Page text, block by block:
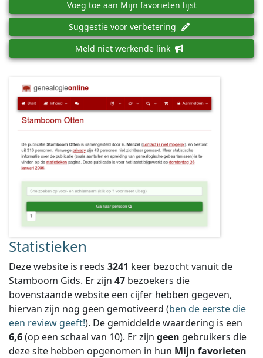
Voeg toe aan Mijn favorieten lijst
Suggestie voor verbetering
Meld niet werkende link
Statistieken
Deze website is reeds 3241 keer bezocht vanuit de
Stamboom Gids. Er zijn 47 bezoekers die
bovenstaande website een cijfer hebben gegeven,
hiervan zijn nog geen gemotiveerd (ben de eerste die
een review geeft!). De gemiddelde waardering is een
6,6(op een schaal van 10). Er zijn geen gebruikers die
deze site hebben opgenomen in hun Mijn favorieten